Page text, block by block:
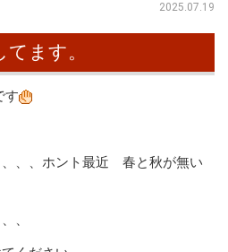
2025.07.19
ます。
す
、、ホント最近 春と秋が無い
、